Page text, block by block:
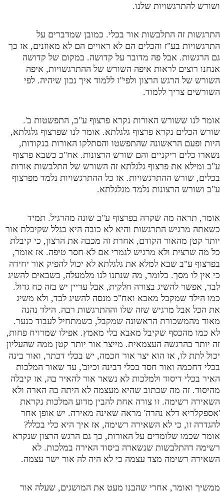
ושורש להתרגשויות שלנו.
התרגשות זה התלבשות אור בכלי. כמובן שמדברים על
התרגשויות בע"ז והכלים הם לא ראויים הם לא מאוזנים, אז כך
גם הרגשות. אבל פה מדובר על קדושה. במקום של קדושה
אנחנו רוצים לראות איפה השורש של ההתרגשויות, איפה
השורש של הרגש הרצון ולפי"ז ללמוד איך נכון שיהיה. לפי
השורשים צריך ללמוד.
אומר לנו ששורש האורות נקרא פרצוף ע"ב, התפשטות ב'.
שורש הכלים נקרא פרצוף גלגלתא. אומר לנו שפרצוף גלגלתא,
היות ופעם הראשונה שהתפשטו והסתלקו האורות בנקודות,
נשארו כלים ריקניים והם שורש הרצונות. אח"כ כשבא פרצוף
ע"ב ומילא את פרצוף גלגלתא זה השורש של התלבשות אורות
בכלים, שורש ההתרגשויות. אז כל ההתרגשויות נלמד מפרצוף
ע"ב ושורש הרצונות נלמד מגלגלתא.
אומר, תראה מה שקרה בפרצוף ע"ב שונה מהרגיל. תמיד
כשאתה מרגיש התרגשות והיא לא כובה היא בגלל שקיבלת אור
יותר קטן מהאור הקודם, אחרת זה מכבה את הרצון, כי קיבלת
כל מה שרצית ולא מרגיש לגמרי אם לא חסר טיפה. אז אומר,
בפרצוף ע"ב שבא למלא את גלגלתא לא יכול להפיק אור יחידה
כי אין לו מסך. כלומר, מה שנתנו לנו מלמעלה, כשבאים להשיג
לבד, אפשר להשיג בצורה חלקית, אבל עדיין יש בזה כח גדול.
כמו הילד שמקבל מאבא ואח"כ מנסה להשיג לבד, ולא משיג
את הכל אבל מרגיש שזה שלו וההתרגשות רבה. הילד נהנה
מאוד מהמשכורת הראשונה שמקבל, כשמתחיל לעבוד כנער.
לא כמו מהכסף שקיבל מאבא בלי מאמץ. אפילו שמרויח פחות,
זה יותר בהרגשה העצמאית. מייצר אור יותר קטן ממה שהעליון
יכול לתת לו, אז הוא יצר אור חכמה, יש בכלי דכתר, ואור בינה
בכלי דחכמה ואור חסד בכלי דבינה וכיוב', עד שאור המלכות
האיר בכלי דיסוד ולמלכות לא נשאר אור להאיר בה, אז קיבלה
מהיסוד. זה מה שכתוב שהיא מעצמה לא היתה בה הארה ולא
השאירה רשימה. זו צורה אחת להבין מדוע המלכות נקראת
'אספקלריא דלא נהרה' מראה שאינה מאירה. יש אופן אחר
להגדרה זו, כי לא השאירה רשימה, אז איך היא כלי בכלל?
אומר שכמו שלומדים על האורות, כך גם הרגש הרצון שנקרא
רשימה דהתלבשות שנשארה ביסוד האירה במלכות. לא
השאירה רשימה מצד עצמה כי לא היה לה אור ישר עצמה.
ממשיך ואומר, אחרי שהבנו מעט את המושגים, שעלה אור